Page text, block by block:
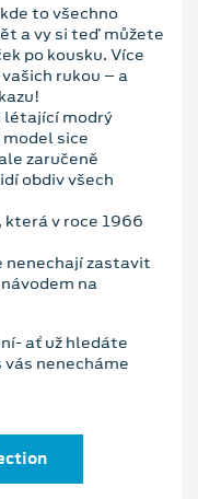
to všechno
a vy si teď můžete
po kousku. Více
rukou – a
létající modrý
sice
zaručeně
obdiv všech
v roce 1966
nenechají zastavit
na
ať už hledáte
vás nenecháme